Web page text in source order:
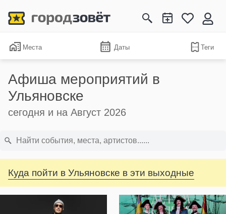
Места Даты Теги
Афиша мероприятий в
Ульяновске
сегодня и на Август 2026
Куда пойти в Ульяновске в эти выходные